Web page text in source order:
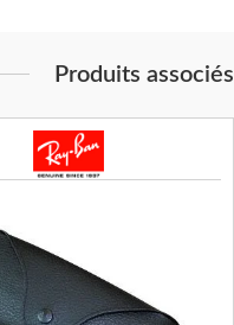
Produits associés